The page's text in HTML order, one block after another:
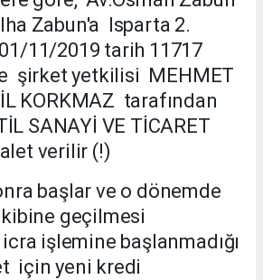
Zabun'a Isparta 2.
11/2019 tarih 11717
şirket yetkilisi MEHMET
KORKMAZ tarafından
SANAYİ VE TİCARET
verilir (!)
başlar ve o dönemde
geçilmesi
işlemine başlanmadığı
için yeni kredi